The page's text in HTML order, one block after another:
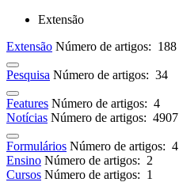
Extensão
Extensão Número de artigos: 188
Pesquisa Número de artigos: 34
Features Número de artigos: 4
Notícias Número de artigos: 4907
Formulários Número de artigos: 4
Ensino Número de artigos: 2
Cursos Número de artigos: 1